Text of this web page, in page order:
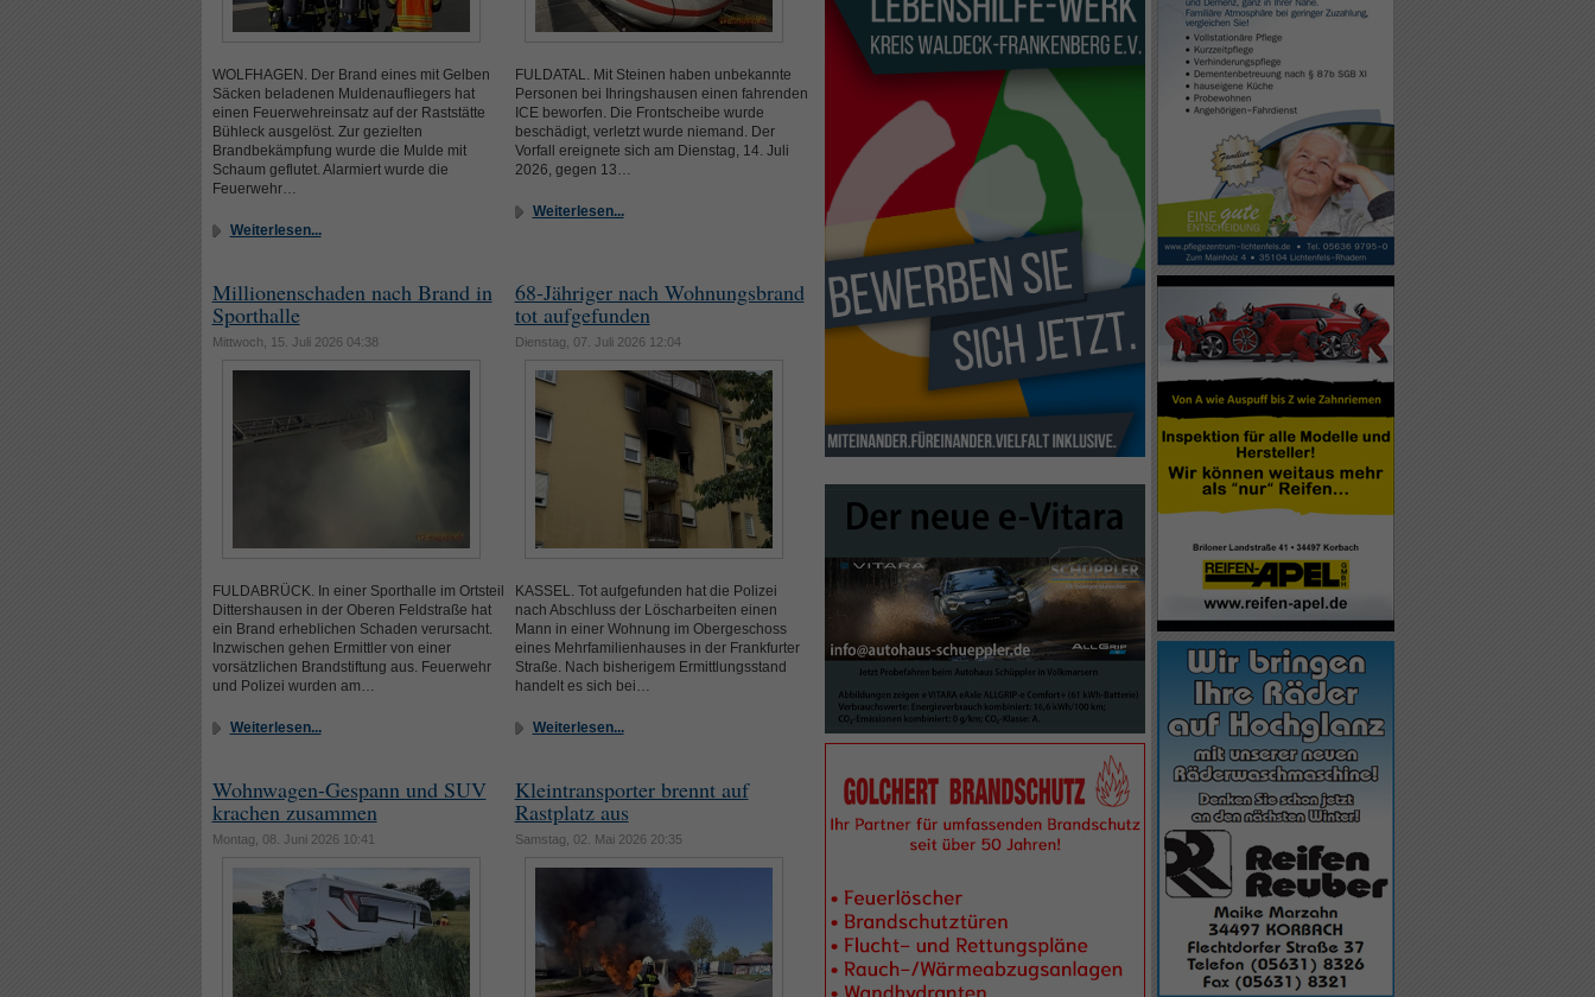
WOLFHAGEN. Der Brand eines mit Gelben
Säcken beladenen Muldenaufliegers hat
einen Feuerwehreinsatz auf der Raststätte
Bühleck ausgelöst. Zur gezielten
Brandbekämpfung wurde die Mulde mit
Schaum geflutet. Alarmiert wurde die
Feuerwehr…
Weiterlesen...
FULDATAL. Mit Steinen haben unbekannte
Personen bei Ihringshausen einen fahrenden
ICE beworfen. Die Frontscheibe wurde
beschädigt, verletzt wurde niemand. Der
Vorfall ereignete sich am Dienstag, 14. Juli
2026, gegen 13…
Weiterlesen...
Millionenschaden nach Brand in
Sporthalle
Mittwoch, 15. Juli 2026 04:38
FULDABRÜCK. In einer Sporthalle im Ortsteil
Dittershausen in der Oberen Feldstraße hat
ein Brand erheblichen Schaden verursacht.
Inzwischen gehen Ermittler von einer
vorsätzlichen Brandstiftung aus. Feuerwehr
und Polizei wurden am…
Weiterlesen...
68-Jähriger nach Wohnungsbrand
tot aufgefunden
Dienstag, 07. Juli 2026 12:04
KASSEL. Tot aufgefunden hat die Polizei
nach Abschluss der Löscharbeiten einen
Mann in einer Wohnung im Obergeschoss
eines Mehrfamilienhauses in der Frankfurter
Straße. Nach bisherigem Ermittlungsstand
handelt es sich bei…
Weiterlesen...
Wohnwagen-Gespann und SUV
krachen zusammen
Montag, 08. Juni 2026 10:41
Kleintransporter brennt auf
Rastplatz aus
Samstag, 02. Mai 2026 20:35